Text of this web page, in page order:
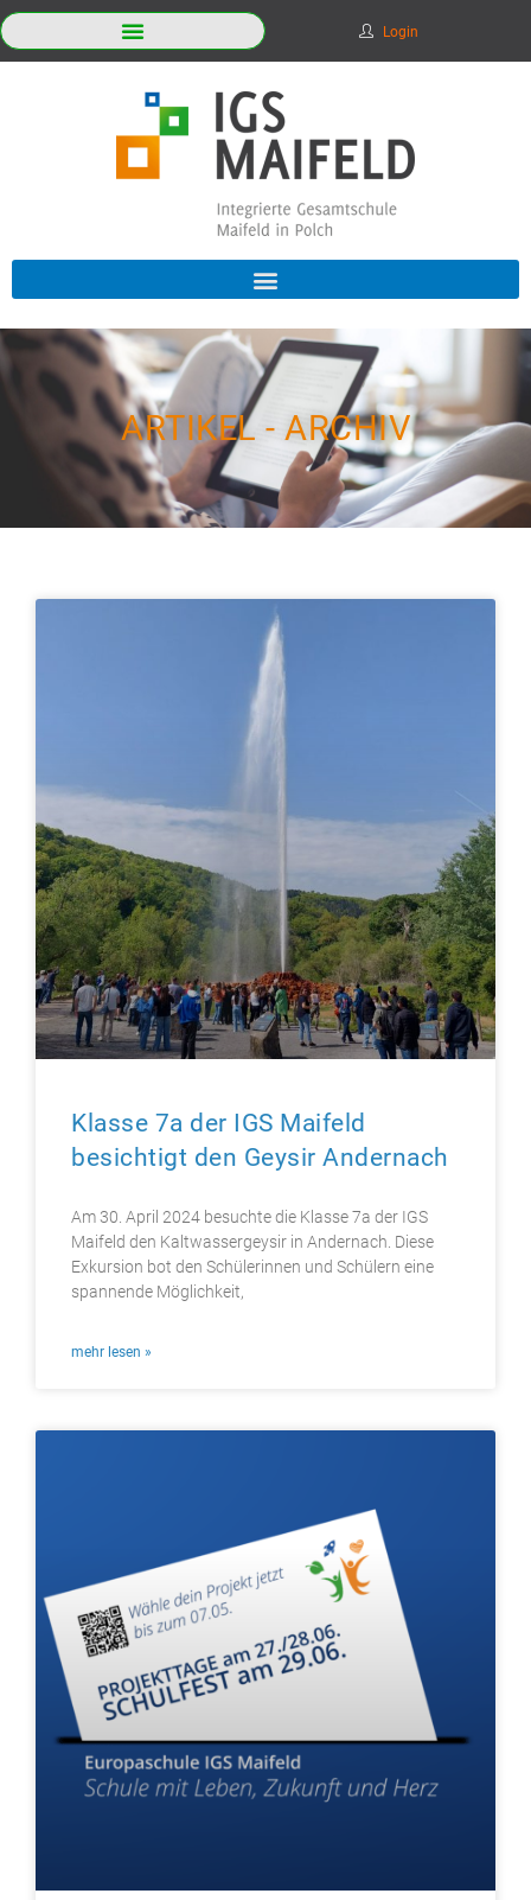
Login
ARTIKEL - ARCHIV
Klasse 7a der IGS Maifeld
besichtigt den Geysir Andernach
Am 30. April 2024 besuchte die Klasse 7a der IGS
Maifeld den Kaltwassergeysir in Andernach. Diese
Exkursion bot den Schülerinnen und Schülern eine
spannende Möglichkeit,
mehr lesen »